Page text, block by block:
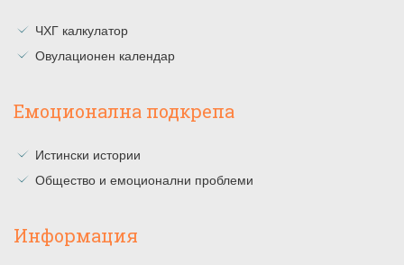
ЧХГ калкулатор
Овулационен календар
Емоционална подкрепа
Истински истории
Общество и емоционални проблеми
Информация